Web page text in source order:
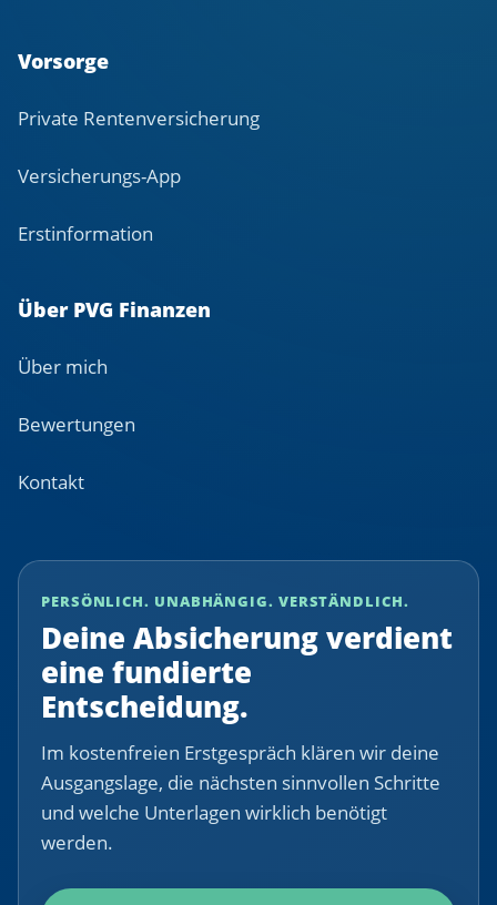
Vorsorge
Private Rentenversicherung
Versicherungs-App
Erstinformation
Über PVG Finanzen
Über mich
Bewertungen
Kontakt
PERSÖNLICH. UNABHÄNGIG. VERSTÄNDLICH.
Deine Absicherung verdient
eine fundierte
Entscheidung.
Im kostenfreien Erstgespräch klären wir deine
Ausgangslage, die nächsten sinnvollen Schritte
und welche Unterlagen wirklich benötigt
werden.